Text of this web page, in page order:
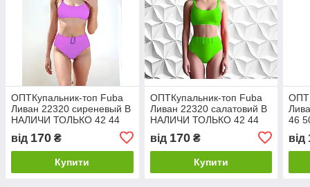
ОПТКупальник-топ Fuba
Ливан 22320 сиреневый В
НАЛИЧИ ТОЛЬКО 42 44
від 170 ₴
Купити
ОПТКупальник-топ Fuba
Ливан 22320 салатовий В
НАЛИЧИ ТОЛЬКО 42 44
від 170₴
Купити
46
від